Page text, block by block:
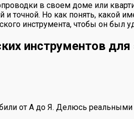
в своем доме или
и точной. Но как понять, какой
инструмента, чтобы он был
инструментов для
от А до Я. Делюсь реальными